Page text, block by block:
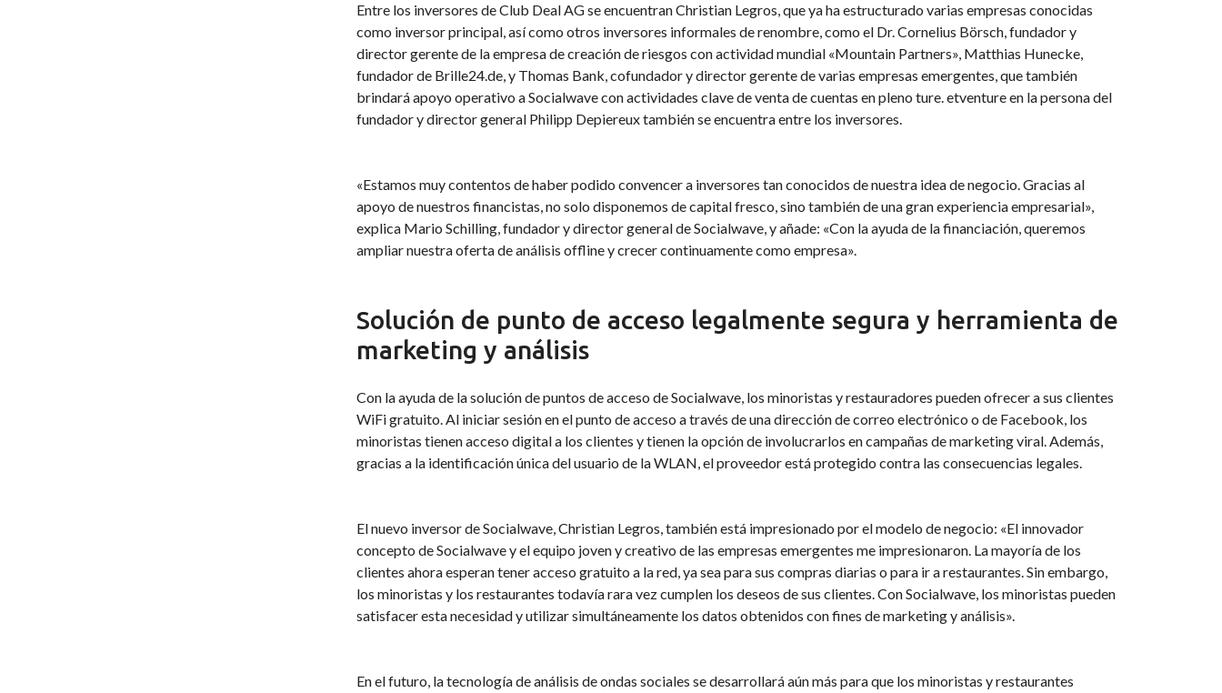
Entre los inversores de Club Deal AG se encuentran Christian Legros, que ya ha estructurado varias empresas conocidas
como inversor principal, así como otros inversores informales de renombre, como el Dr. Cornelius Börsch, fundador y
director gerente de la empresa de creación de riesgos con actividad mundial «Mountain Partners», Matthias Hunecke,
fundador de Brille24.de, y Thomas Bank, cofundador y director gerente de varias empresas emergentes, que también
brindará apoyo operativo a Socialwave con actividades clave de venta de cuentas en pleno ture. etventure en la persona del
fundador y director general Philipp Depiereux también se encuentra entre los inversores.
«Estamos muy contentos de haber podido convencer a inversores tan conocidos de nuestra idea de negocio. Gracias al
apoyo de nuestros financistas, no solo disponemos de capital fresco, sino también de una gran experiencia empresarial»,
explica Mario Schilling, fundador y director general de Socialwave, y añade: «Con la ayuda de la financiación, queremos
ampliar nuestra oferta de análisis offline y crecer continuamente como empresa».
Solución de punto de acceso legalmente segura y herramienta de
marketing y análisis
Con la ayuda de la solución de puntos de acceso de Socialwave, los minoristas y restauradores pueden ofrecer a sus clientes
WiFi gratuito. Al iniciar sesión en el punto de acceso a través de una dirección de correo electrónico o de Facebook, los
minoristas tienen acceso digital a los clientes y tienen la opción de involucrarlos en campañas de marketing viral. Además,
gracias a la identificación única del usuario de la WLAN, el proveedor está protegido contra las consecuencias legales.
El nuevo inversor de Socialwave, Christian Legros, también está impresionado por el modelo de negocio: «El innovador
concepto de Socialwave y el equipo joven y creativo de las empresas emergentes me impresionaron. La mayoría de los
clientes ahora esperan tener acceso gratuito a la red, ya sea para sus compras diarias o para ir a restaurantes. Sin embargo,
los minoristas y los restaurantes todavía rara vez cumplen los deseos de sus clientes. Con Socialwave, los minoristas pueden
satisfacer esta necesidad y utilizar simultáneamente los datos obtenidos con fines de marketing y análisis».
En el futuro, la tecnología de análisis de ondas sociales se desarrollará aún más para que los minoristas y restaurantes